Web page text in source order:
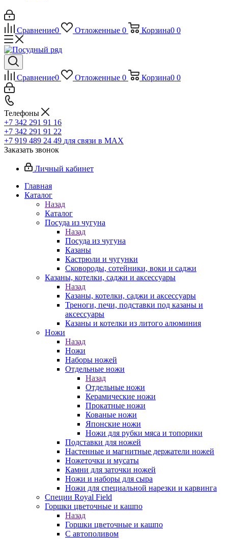
Сравнение0 Отложенные 0 Корзина0 0
Сравнение0 Отложенные 0 Корзина0 0
Телефоны
+7 342 291 91 16
+7 342 291 91 22
+7 919 489 24 49 для связи в МАХ
Заказать звонок
Личный кабинет
Главная
Каталог
Назад
Каталог
Посуда из чугуна
Назад
Посуда из чугуна
Казаны
Кастрюли и чугунки
Сковороды, сотейники, воки и саджи
Казаны, котелки, саджи и аксессуары
Назад
Казаны, котелки, саджи и аксессуары
Треноги, печи, подставки под казаны и
аксессуары
Казаны и котелки из литого алюминия
Ножи
Назад
Ножи
Наборы ножей
Отдельные ножи
Назад
Отдельные ножи
Керамические ножи
Прокатные ножи
Кованые ножи
Японские ножи
Ножи для рубки мяса и топорики
Подставки для ножей
Настенные и магнитные держатели ножей
Ножеточки и мусаты
Камни для заточки ножей
Ножи и наборы для сыра
Ножи для специальной нарезки и карвинга
Специи Royal Field
Горшки цветочные и кашпо
Назад
Горшки цветочные и кашпо
С автополивом